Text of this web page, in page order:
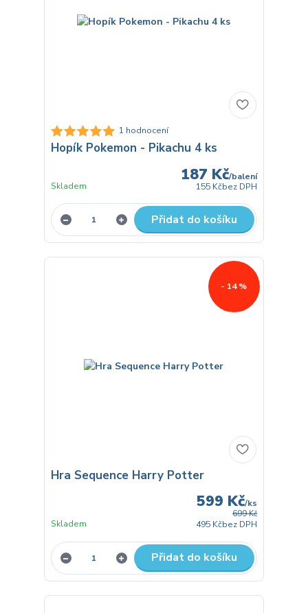
1 hodnocení
Hopík Pokemon - Pikachu 4 ks
187 Kč/balení
155 Kčbez DPH
Skladem
Přidat do košíku
- 14 %
Hra Sequence Harry Potter
699 Kč
599 Kč/ks
495 Kčbez DPH
Skladem
Přidat do košíku